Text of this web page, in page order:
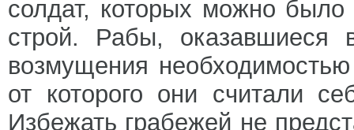
солдат, которых можно было
строй. Рабы, оказавшиеся
возмущения
от которого они считали
Избежать грабежей не